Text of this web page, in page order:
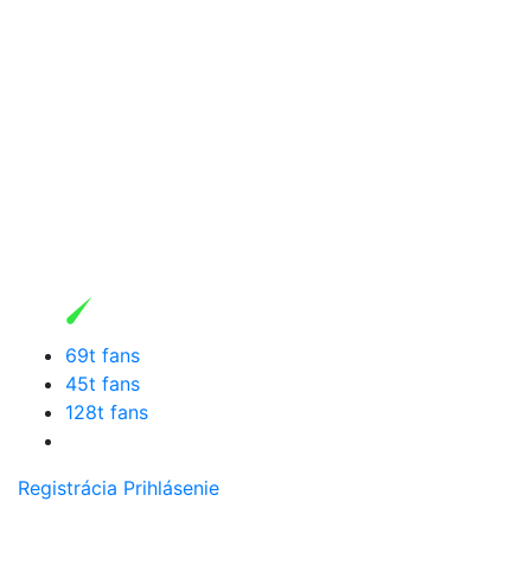
69t fans
45t fans
128t fans
Registrácia Prihlásenie